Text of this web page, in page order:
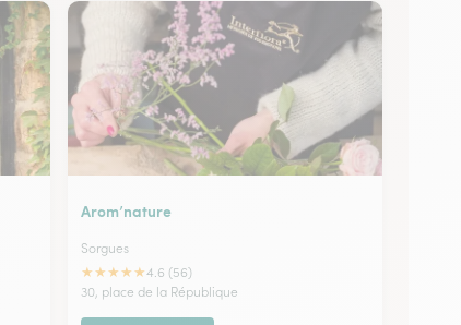
Arom’nature
Sorgues
★★★★★4.6 (56)
30, place de la République